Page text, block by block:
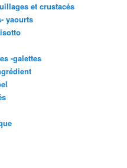
et crustacés
yaourts
-galettes